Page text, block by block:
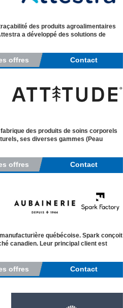
des produits agroalimentaires
a développé des solutions de
offres Contact
des produits de soins corporels
ses diverses gammes (Peau
offres Contact
québécoise. Spark conçoit
canadien. Leur principal client est
offres Contact